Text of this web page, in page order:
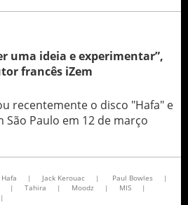
uma ideia e experimentar”,
francês iZem
recentemente o disco "Hafa" e
Paulo em 12 de março
Hafa | Jack Kerouac | Paul Bowles
|
| Tahira | Moodz | MIS
|
|